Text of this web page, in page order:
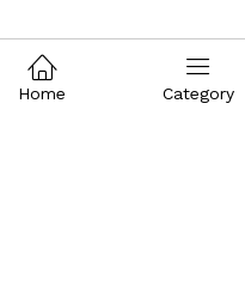
Home Category